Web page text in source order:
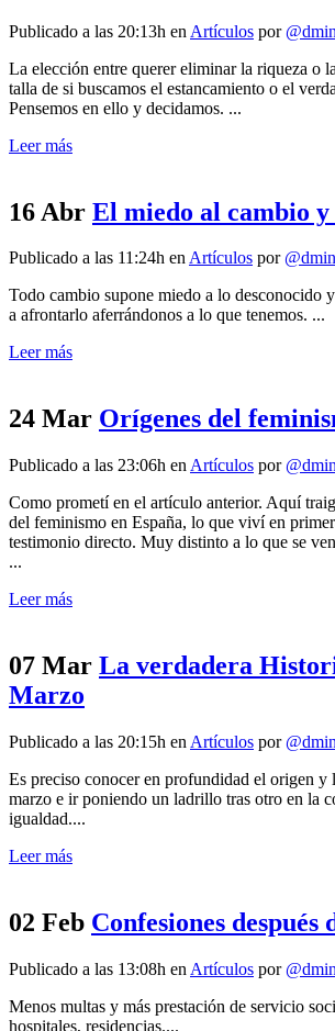
Publicado a las 20:13h en Artículos por @dmin
La elección entre querer eliminar la riqueza o
talla de si buscamos el estancamiento o el
Pensemos en ello y decidamos. ...
Leer más
16 Abr El miedo al cambio
Publicado a las 11:24h enArtículos por @dmin
Todo cambio supone miedo a lo desconocido
a afrontarlo aferrándonos a lo que tenemos. ...
Leer más
24 Mar Orígenes del
Publicado a las 23:06h en Artículos por @dmin
Como prometí en el artículo anterior. Aquí
del feminismo en España, lo que viví en
testimonio directo. Muy distinto a lo que se
...
Leer más
07 Mar La verdadera
Marzo
Publicado a las 20:15h en Artículos por @dmin
Es preciso conocer en profundidad el origen y
marzo e ir poniendo un ladrillo tras otro en la
igualdad....
Leer más
02 Feb Confesiones después
Publicado a las 13:08h en Artículos por @dmin
Menos multas y más prestación de servicio
hospitales, residencias....